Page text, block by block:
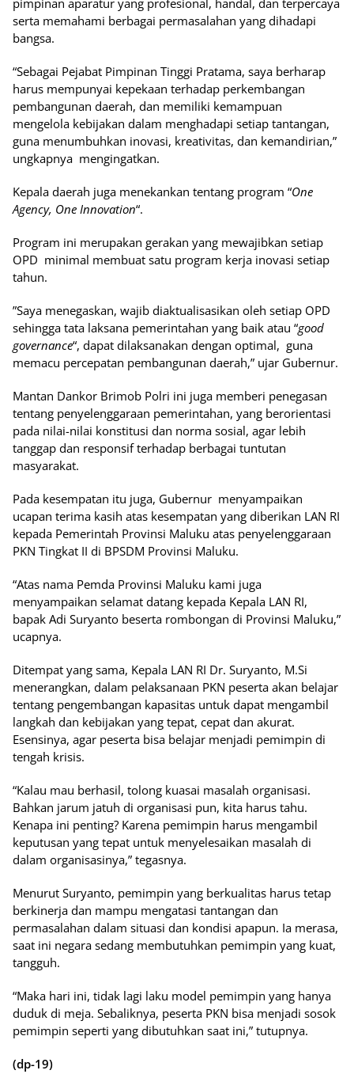
pimpinan aparatur yang profesional, handal, dan terpercaya
serta memahami berbagai permasalahan yang dihadapi
bangsa.
“Sebagai Pejabat Pimpinan Tinggi Pratama, saya berharap
harus mempunyai kepekaan terhadap perkembangan
pembangunan daerah, dan memiliki kemampuan
mengelola kebijakan dalam menghadapi setiap tantangan,
guna menumbuhkan inovasi, kreativitas, dan kemandirian,”
ungkapnya mengingatkan.
Kepala daerah juga menekankan tentang program “One
Agency, One Innovation“.
Program ini merupakan gerakan yang mewajibkan setiap
OPD minimal membuat satu program kerja inovasi setiap
tahun.
”Saya menegaskan, wajib diaktualisasikan oleh setiap OPD
sehingga tata laksana pemerintahan yang baik atau “good
governance“, dapat dilaksanakan dengan optimal, guna
memacu percepatan pembangunan daerah,” ujar Gubernur.
Mantan Dankor Brimob Polri ini juga memberi penegasan
tentang penyelenggaraan pemerintahan, yang berorientasi
pada nilai-nilai konstitusi dan norma sosial, agar lebih
tanggap dan responsif terhadap berbagai tuntutan
masyarakat.
Pada kesempatan itu juga, Gubernur menyampaikan
ucapan terima kasih atas kesempatan yang diberikan LAN RI
kepada Pemerintah Provinsi Maluku atas penyelenggaraan
PKN Tingkat II di BPSDM Provinsi Maluku.
“Atas nama Pemda Provinsi Maluku kami juga
menyampaikan selamat datang kepada Kepala LAN RI,
bapak Adi Suryanto beserta rombongan di Provinsi Maluku,”
ucapnya.
Ditempat yang sama, Kepala LAN RI Dr. Suryanto, M.Si
menerangkan, dalam pelaksanaan PKN peserta akan belajar
tentang pengembangan kapasitas untuk dapat mengambil
langkah dan kebijakan yang tepat, cepat dan akurat.
Esensinya, agar peserta bisa belajar menjadi pemimpin di
tengah krisis.
“Kalau mau berhasil, tolong kuasai masalah organisasi.
Bahkan jarum jatuh di organisasi pun, kita harus tahu.
Kenapa ini penting? Karena pemimpin harus mengambil
keputusan yang tepat untuk menyelesaikan masalah di
dalam organisasinya,” tegasnya.
Menurut Suryanto, pemimpin yang berkualitas harus tetap
berkinerja dan mampu mengatasi tantangan dan
permasalahan dalam situasi dan kondisi apapun. Ia merasa,
saat ini negara sedang membutuhkan pemimpin yang kuat,
tangguh.
“Maka hari ini, tidak lagi laku model pemimpin yang hanya
duduk di meja. Sebaliknya, peserta PKN bisa menjadi sosok
pemimpin seperti yang dibutuhkan saat ini,” tutupnya.
(dp-19)